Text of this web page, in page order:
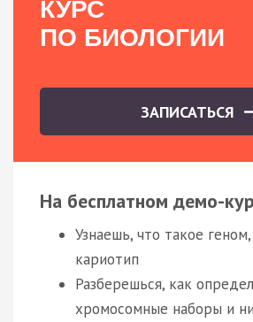
КУРС
ПО БИОЛОГИИ
ЗАПИСАТЬСЯ
На бесплатном демо-
Узнаешь, что такое
кариотип
Разберешься, как
хромосомные наборы и